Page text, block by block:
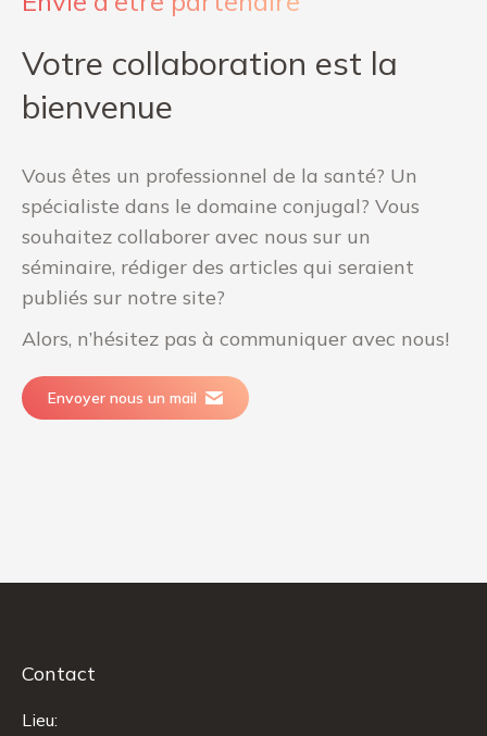
Votre collaboration est la
bienvenue
Vous êtes un professionnel de la santé? Un
spécialiste dans le domaine conjugal? Vous
souhaitez collaborer avec nous sur un
séminaire, rédiger des articles qui seraient
publiés sur notre site?
Alors, n’hésitez pas à communiquer avec nous!
Envoyer nous un mail
Contact
Lieu: